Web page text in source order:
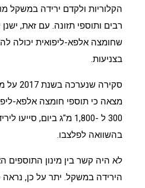
הקלוריות ולקדם ירידה במשקל
רבים ותוספי תזונה. עם זאת, ישנן
שחומצה אלפא-ליפואית יכולה
בצניעות.
סקירה
מצאה כי תוספי חומצה אלפא-
בהשוואה לפלצבו.
לא היה קשר בין מינון התוספים
הירידה במשקל. יתר על כן,